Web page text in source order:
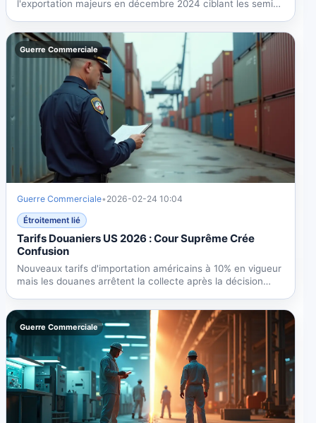
l'exportation majeurs en décembre 2024 ciblant les semi-
Guerre Commerciale
Guerre Commerciale• 2026-02-24 10:04
Étroitement lié
Tarifs Douaniers US 2026 : Cour Suprême Crée
Confusion
Nouveaux tarifs d'importation américains à 10% en vigueur
mais les douanes arrêtent la collecte après la décision
Guerre Commerciale